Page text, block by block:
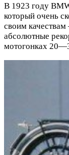
В 1923 году
который очень
своим
абсолютные
мотогонках